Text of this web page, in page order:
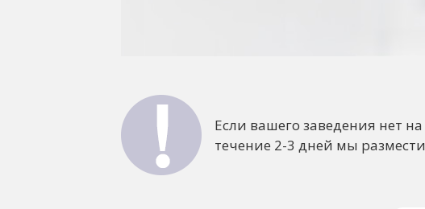
Если вашего заведения нет
течение 2-3 дней мы